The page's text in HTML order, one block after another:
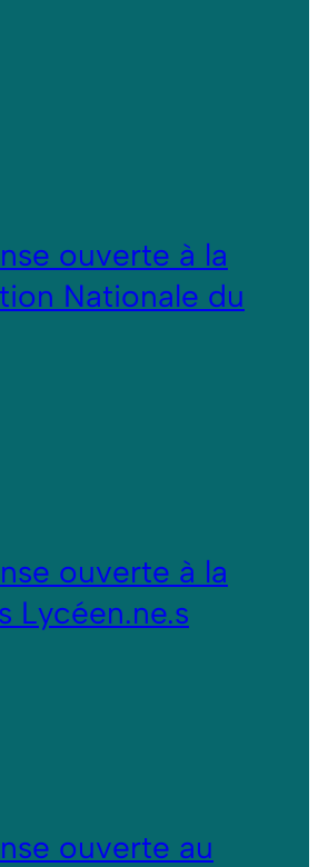
ouverte à la
Nationale du
ouverte à la
Lycéen.ne.s
ouverte au